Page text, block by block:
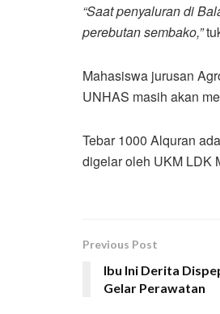
“Saat penyaluran di
perebutan sembako,”
Mahasiswa jurusan
UNHAS masih akan
Tebar 1000 Alquran
digelar oleh UKM LDK
Previous Post
Ibu Ini Derita
Gelar Perawatan